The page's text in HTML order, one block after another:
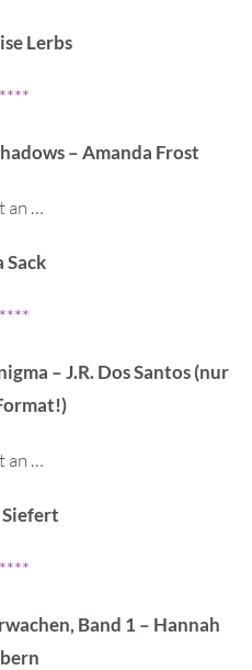
Lerbs
– Amanda Frost
an …
Sack
– J.R. Dos Santos (nur
an …
Band 1 – Hannah